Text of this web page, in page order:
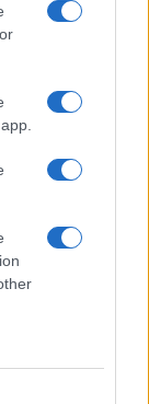
2013
Următorul articol